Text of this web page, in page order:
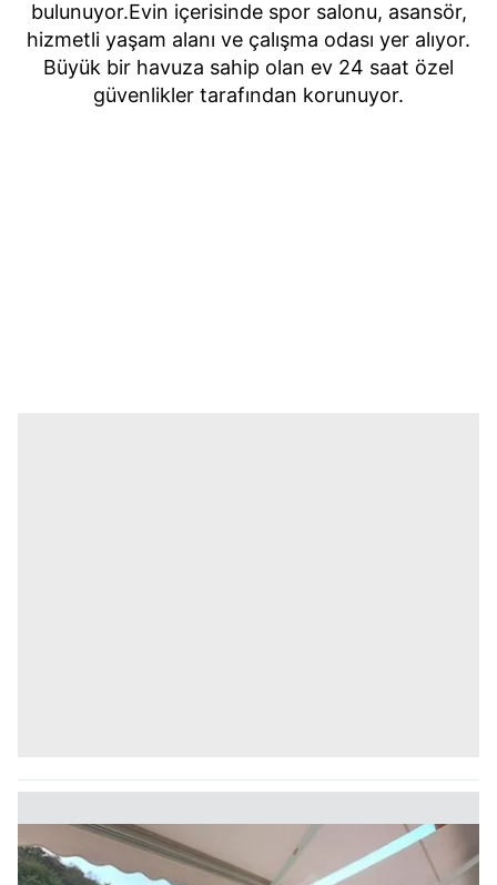
bulunuyor.Evin içerisinde spor salonu, asansör,
hizmetli yaşam alanı ve çalışma odası yer alıyor.
Büyük bir havuza sahip olan ev 24 saat özel
güvenlikler tarafından korunuyor.